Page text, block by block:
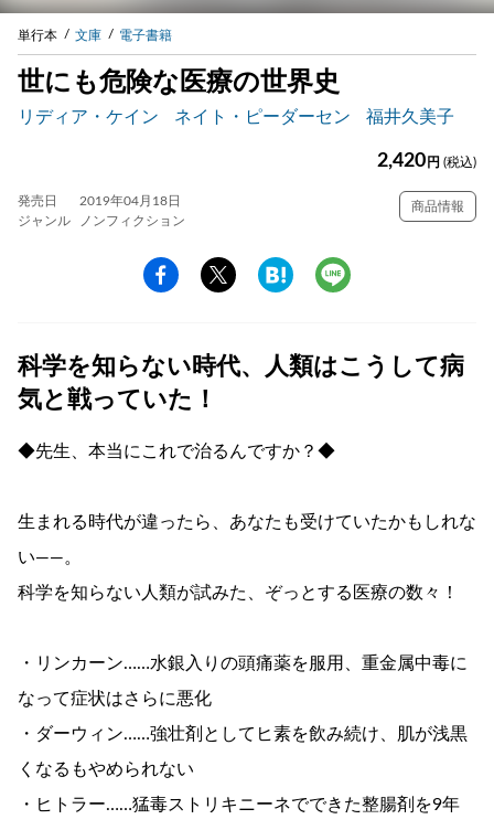
単行本 文庫 電子書籍
世にも危険な医療の世界史
リディア・ケイン ネイト・ピーダーセン 福井久美子
2,420 円 (税込)
発売日
2019年04月18日
ジャンル
ノンフィクション
商品情報
科学を知らない時代、人類はこうして病
気と戦っていた！
◆先生、本当にこれで治るんですか？◆
生まれる時代が違ったら、あなたも受けていたかもしれな
い――。
科学を知らない人類が試みた、ぞっとする医療の数々！
・リンカーン……水銀入りの頭痛薬を服用、重金属中毒に
なって症状はさらに悪化
・ダーウィン……強壮剤としてヒ素を飲み続け、肌が浅黒
くなるもやめられない
・ヒトラー……猛毒ストリキニーネでできた整腸剤を9年